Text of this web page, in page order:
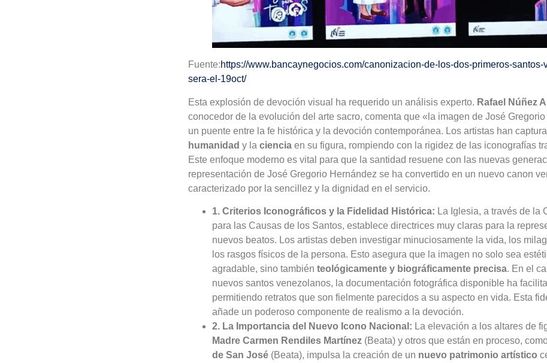
Fuente:https://www.bancaynegocios.com/canonizacion-de-los-dos-primeros-santos-
sera-el-19oct/
Esta explosión de devoción visual ha requerido un análisis experto. Rafael Núñez
conocedor de la evolución del arte sacro, comenta que «la imagen de José
un puente entre la fe histórica y la devoción contemporánea. Los artistas han
humanidad y la cienciaen su figura, rompiendo con la rigidez de las iconografías
Este enfoque moderno es vital para que la santidad resuene con las nuevas
representación de José Gregorio Hernández se ha convertido en un nuevo canon
caracterizado por la sencillez y la dignidad en el servicio.
1. Criterios Iconográficos y la Fidelidad Histórica: La Iglesia, a través de la
para las Causas de los Santos, establece directrices muy claras para la
nuevos beatos. Los artistas deben investigar minuciosamente la vida, los
los rasgos físicos de la persona. Esto asegura que la imagen no solo sea
agradable, sino también teológicamente y biográficamente precisa. En el
nuevos santos venezolanos, la documentación fotográfica disponible ha
permitiendo retratos que son fielmente parecidos a su aspecto en vida. Esta
añade un poderoso componente de realismo a la devoción.
2. La Importancia del Nuevo Icono Nacional: La elevación a los altares de
Madre Carmen Rendiles Martínez(Beata) y otros que están en proceso,
de San José(Beata), impulsa la creación de un nuevo patrimonio artístico